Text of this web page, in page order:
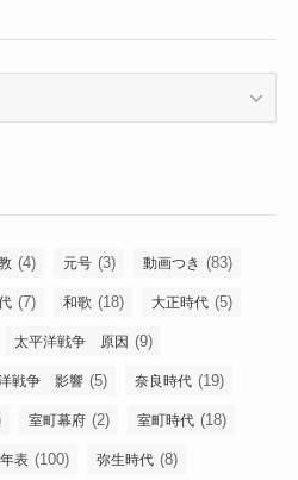
(4) 元号 (3) 動画つき (83)
(7) 和歌 (18) 大正時代 (5)
太平洋戦争 原因 (9)
戦争 影響 (5) 奈良時代 (19)
室町幕府 (2) 室町時代 (18)
年表 (100) 弥生時代 (8)